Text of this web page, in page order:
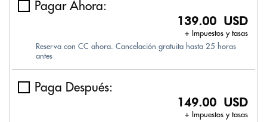
Pagar Ahora:
139.00 USD
+ Impuestos y tasas
Reserva con CC ahora. Cancelación gratuita hasta 25 horas
antes
Paga Después:
149.00 USD
+ Impuestos y tasas